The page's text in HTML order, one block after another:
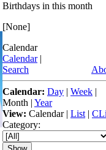
Birthdays in this month
[None]
Calendar
Calendar |
Search
Calendar: Day | Week |
Month | Year
View: Calendar| List |
Category: